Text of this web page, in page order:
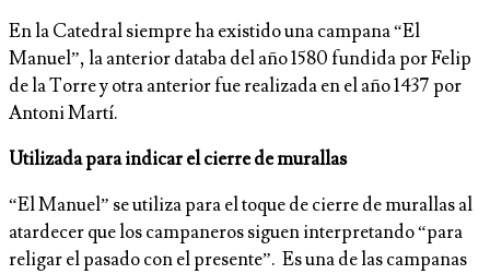
En la Catedral siempre ha existido una campana “El
Manuel”, la anterior databa del año 1580 fundida por Felip
de la Torre y otra anterior fue realizada en el año 1437 por
Antoni Martí.
Utilizada para indicar el cierre de murallas
“El Manuel” se utiliza para el toque de cierre de murallas al
atardecer que los campaneros siguen interpretando “para
religar el pasado con el presente”. Es una de las campanas